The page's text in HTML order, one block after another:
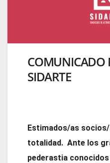
COMUNICADO
SIDARTE
Estimados/as
totalidad. Ante los
pederastia